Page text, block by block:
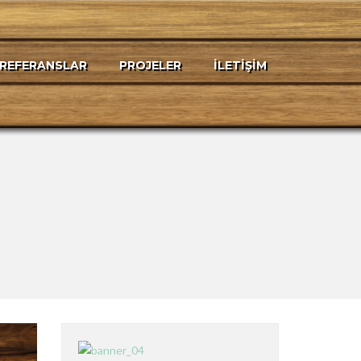
REFERANSLAR PROJELER İLETIŞIM